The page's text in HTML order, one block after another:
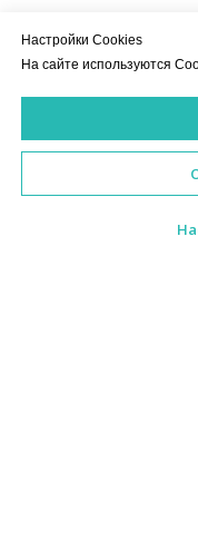
ИМЕЮТСЯ
Настройки Cookies
На сайте используются